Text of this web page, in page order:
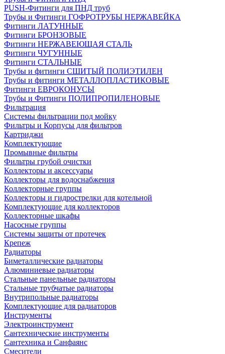
PUSH-Фитинги для ПНД труб
Трубы и Фитинги ГОФРОТРУБЫ НЕРЖАВЕЙКА
Фитинги ЛАТУННЫЕ
Фитинги БРОНЗОВЫЕ
Фитинги НЕРЖАВЕЮЩАЯ СТАЛЬ
Фитинги ЧУГУННЫЕ
Фитинги СТАЛЬНЫЕ
Трубы и фитинги СШИТЫЙ ПОЛИЭТИЛЕН
Трубы и фитинги МЕТАЛЛОПЛАСТИКОВЫЕ
Фитинги ЕВРОКОНУСЫ
Трубы и Фитинги ПОЛИПРОПИЛЕНОВЫЕ
Фильтрация
Системы фильтрации под мойку
Фильтры и Корпусы для фильтров
Картриджи
Комплектующие
Промывные фильтры
Фильтры грубой очистки
Коллекторы и аксессуары
Коллекторы для водоснабжения
Коллекторные группы
Коллекторы и гидрострелки для котельной
Комплектующие для коллекторов
Коллекторные шкафы
Насосные группы
Системы защиты от протечек
Крепеж
Радиаторы
Биметаллические радиаторы
Алюминиевые радиаторы
Стальные панельные радиаторы
Стальные трубчатые радиаторы
Внутрипольные радиаторы
Комплектующие для радиаторов
Инструменты
Электроинструмент
Сантехнические инструменты
Сантехника и Санфаянс
Смесители